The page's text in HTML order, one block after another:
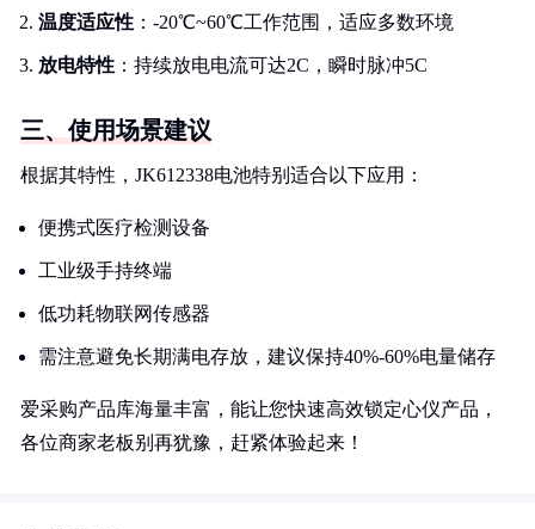
温度适应性 ：-20℃~60℃工作范围，适应多数环境
放电特性 ：持续放电电流可达2C，瞬时脉冲5C
三、使用场景建议
根据其特性，JK612338电池特别适合以下应用：
便携式医疗检测设备
工业级手持终端
低功耗物联网传感器
需注意避免长期满电存放，建议保持40%-60%电量储存
爱采购产品库海量丰富，能让您快速高效锁定心仪产品，
各位商家老板别再犹豫，赶紧体验起来！